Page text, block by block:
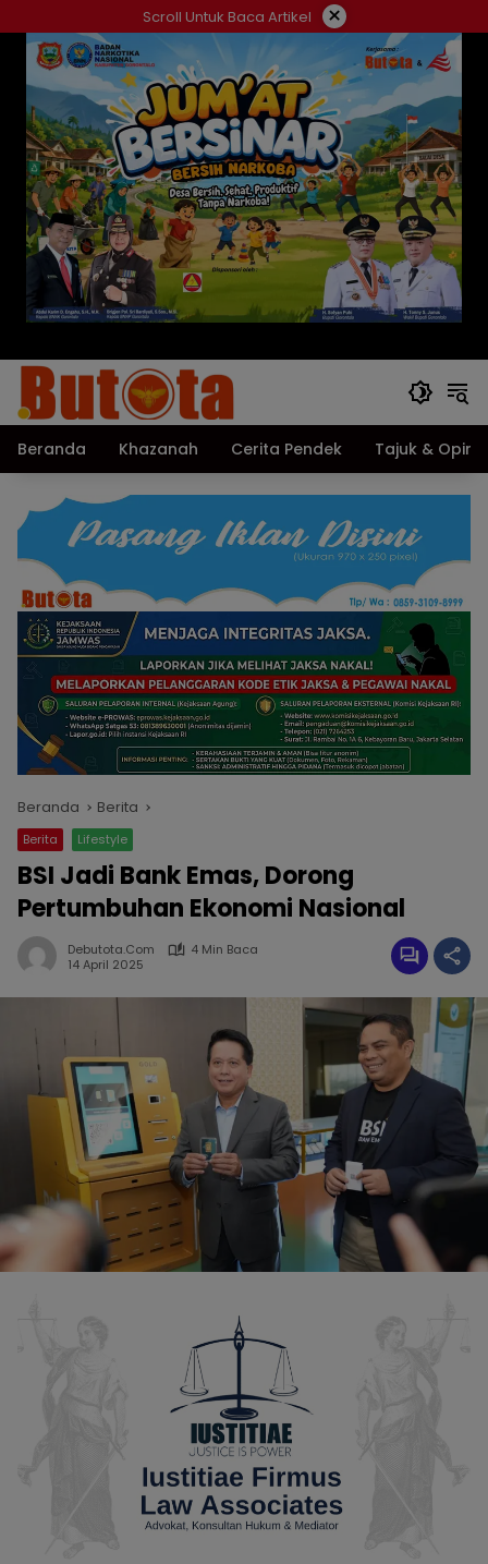
ke
konten
Scroll Untuk Baca Artikel ×
Beranda Khazanah Cerita Pendek Tajuk & Opini
Beranda Berita
Berita Lifestyle
BSI Jadi Bank Emas, Dorong
Pertumbuhan Ekonomi Nasional
Debutota.com
4 Min Baca
14 April 2025